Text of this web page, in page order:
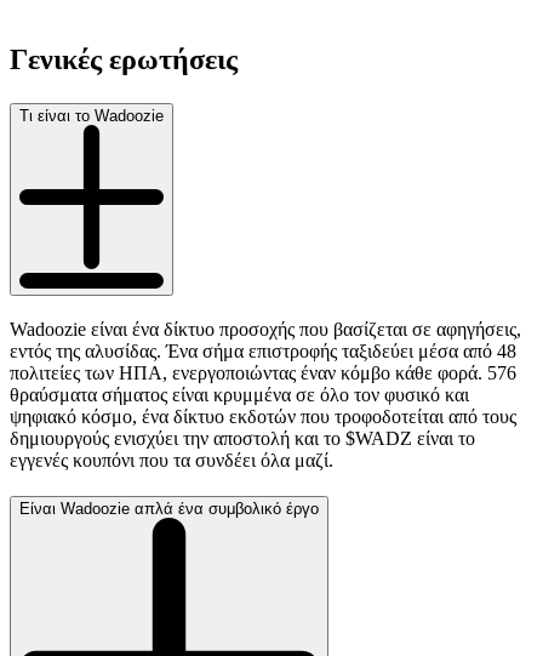
Γενικές ερωτήσεις
Τι είναι το Wadoozie
Wadoozie είναι ένα δίκτυο προσοχής που βασίζεται σε αφηγήσεις,
εντός της αλυσίδας. Ένα σήμα επιστροφής ταξιδεύει μέσα από 48
πολιτείες των ΗΠΑ, ενεργοποιώντας έναν κόμβο κάθε φορά. 576
θραύσματα σήματος είναι κρυμμένα σε όλο τον φυσικό και
ψηφιακό κόσμο, ένα δίκτυο εκδοτών που τροφοδοτείται από τους
δημιουργούς ενισχύει την αποστολή και το $WADZ είναι το
εγγενές κουπόνι που τα συνδέει όλα μαζί.
Είναι Wadoozie απλά ένα συμβολικό έργο